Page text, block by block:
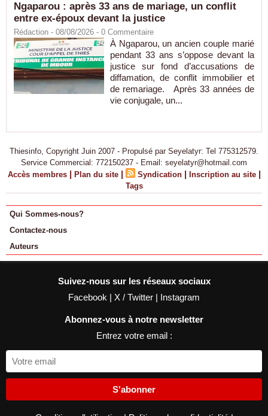
Ngaparou : après 33 ans de mariage, un conflit
entre ex-époux devant la justice
Rédaction - 08/08/2026 - 0 Commentaire
À Ngaparou, un ancien couple marié
pendant 33 ans s’oppose devant la
justice sur fond d’accusations de
diffamation, de conflit immobilier et
de remariage. Après 33 années de
vie conjugale, un...
Thiesinfo, Copyright Juin 2007 - Propulsé par Seyelatyr: Tel 775312579.
Service Commercial: 772150237 - Email: seyelatyr@hotmail.com
Accès membres | Plan du site | Syndication | Inscription au site |
Tags
Qui Sommes-nous?
Contactez-nous
Auteurs
Suivez-nous sur les réseaux sociaux
Facebook | X / Twitter | Instagram
Abonnez-vous à notre newsletter
Entrez votre email :
S'abonner